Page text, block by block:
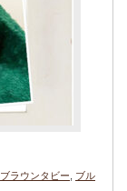
ブラウンタビー
ブル